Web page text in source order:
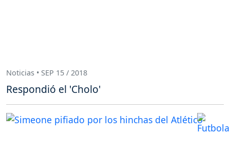
Noticias • SEP 15 / 2018
Respondió el 'Cholo'